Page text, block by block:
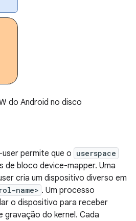
do Android no disco
permite que o userspace
de bloco device-mapper. Uma
cria um dispositivo diverso em
name> . Um processo
o dispositivo para receber
do kernel. Cada